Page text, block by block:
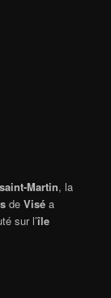
saint-Martin, la
deVisé a
sur l’île